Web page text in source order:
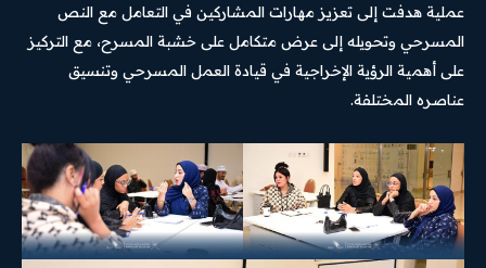
عملية هدفت إلى تعزيز مهارات المشاركين في التعامل مع النص
المسرحي وتحويله إلى عرض متكامل على خشبة المسرح، مع التركيز
على أهمية الرؤية الإخراجية في قيادة العمل المسرحي وتنسيق
عناصره المختلفة.